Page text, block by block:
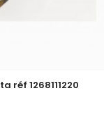
réf 1268111220